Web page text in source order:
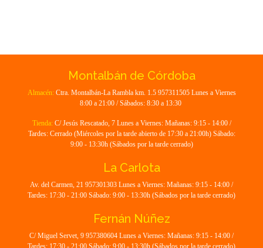
Montalbán de Córdoba
Almacén: Ctra. Montalbán-La Rambla km. 1.5 957311505 Lunes a Viernes
8:00 a 21:00 / Sábados: 8:30 a 13:30
Tienda: C/ Jesús Rescatado, 7 Lunes a Viernes: Mañanas: 9:15 - 14:00 /
Tardes: Cerrado (Miércoles por la tarde abierto de 17:30 a 21:00h) Sábado:
9:00 - 13:30h (Sábados por la tarde cerrado)
La Carlota
Av. del Carmen, 21 957301303 Lunes a Viernes: Mañanas: 9:15 - 14:00 /
Tardes: 17:30 - 21:00 Sábado: 9:00 - 13:30h (Sábados por la tarde cerrado)
Fernán Núñez
C/ Miguel Servet, 9 957380604 Lunes a Viernes: Mañanas: 9:15 - 14:00 /
Tardes: 17:30 - 21:00 Sábado: 9:00 - 13:30h (Sábados por la tarde cerrado)